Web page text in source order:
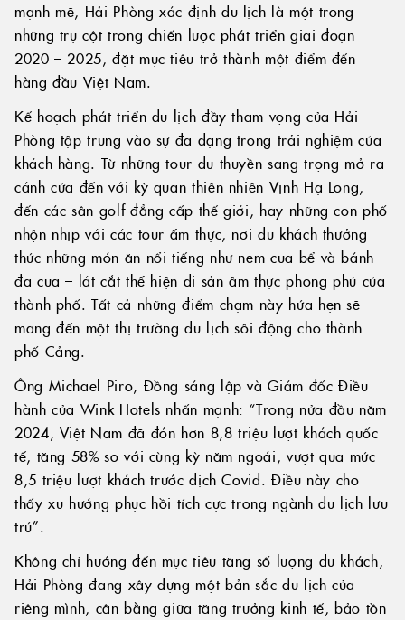
mạnh mẽ, Hải Phòng xác định du lịch là một trong
những trụ cột trong chiến lược phát triển giai đoạn
2020 – 2025, đặt mục tiêu trở thành một điểm đến
hàng đầu Việt Nam.
Kế hoạch phát triển du lịch đầy tham vọng của Hải
Phòng tập trung vào sự đa dạng trong trải nghiệm của
khách hàng. Từ những tour du thuyền sang trọng mở ra
cánh cửa đến với kỳ quan thiên nhiên Vịnh Hạ Long,
đến các sân golf đẳng cấp thế giới, hay những con phố
nhộn nhịp với các tour ẩm thực, nơi du khách thưởng
thức những món ăn nổi tiếng như nem cua bể và bánh
đa cua – lát cắt thể hiện di sản âm thực phong phú của
thành phố. Tất cả những điểm chạm này hứa hẹn sẽ
mang đến một thị trường du lịch sôi động cho thành
phố Cảng.
Ông Michael Piro, Đồng sáng lập và Giám đốc Điều
hành của Wink Hotels nhấn mạnh: “Trong nửa đầu năm
2024, Việt Nam đã đón hơn 8,8 triệu lượt khách quốc
tế, tăng 58% so với cùng kỳ năm ngoái, vượt qua mức
8,5 triệu lượt khách trước dịch Covid. Điều này cho
thấy xu hướng phục hồi tích cực trong ngành du lịch lưu
trú”.
Không chỉ hướng đến mục tiêu tăng số lượng du khách,
Hải Phòng đang xây dựng một bản sắc du lịch của
riêng mình, cân bằng giữa tăng trưởng kinh tế, bảo tồn